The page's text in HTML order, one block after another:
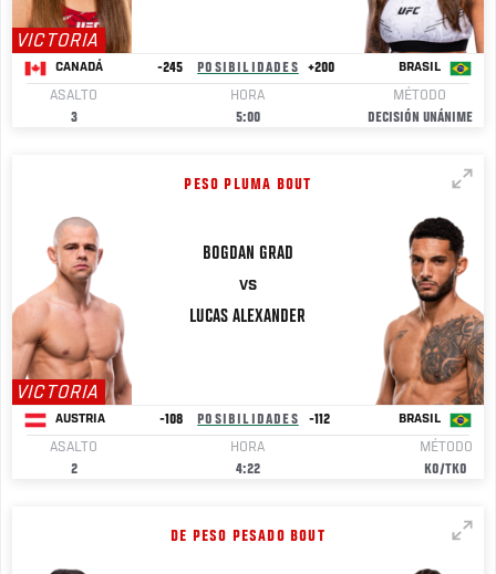
VICTORIA
CANADÁ -245 POSIBILIDADES +200 BRASIL
ASALTO
3
HORA
5:00
MÉTODO
DECISIÓN UNÁNIME
PESO PLUMA BOUT
VICTORIA
BOGDAN GRAD
VS
LUCAS ALEXANDER
AUSTRIA -108 POSIBILIDADES -112 BRASIL
ASALTO
2
HORA
4:22
MÉTODO
KO/TKO
DE PESO PESADO BOUT